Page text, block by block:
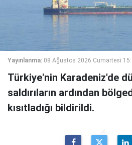
Yayınlanma: 08 Ağustos 2026 Cumartesi
Türkiye'nin Karadeniz'de
saldırıların ardından
kısıtladığı bildirildi.